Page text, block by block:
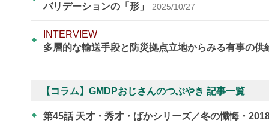
バリデーションの「形」
2025/10/27
INTERVIEW
多層的な輸送手段と防災拠点立地からみる有事の
【コラム】GMDPおじさんのつぶやき 記事一覧
第45話 天才・秀才・ばかシリーズ／冬の懺悔・